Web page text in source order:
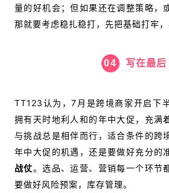
量的好机会；但如果还在调整策略，
那就要考虑稳扎稳打，先把基础打牢，
04 写在最后
TT123认为，7月是跨境商家开启下
拥有天时地利人和的年中大促，充满
与挑战总是相伴而行， 适合条件的跨
年中大促的机遇，还是要做好充分的
战仗。选品、运营、营销每一个环节
要做好风险预案，库存管理。